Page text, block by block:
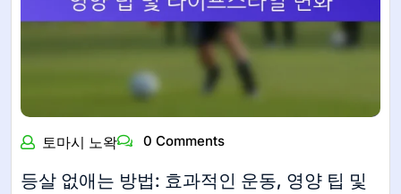
토마시 노왁 0 Comments
등살 없애는 방법: 효과적인 운동, 영양 팁 및